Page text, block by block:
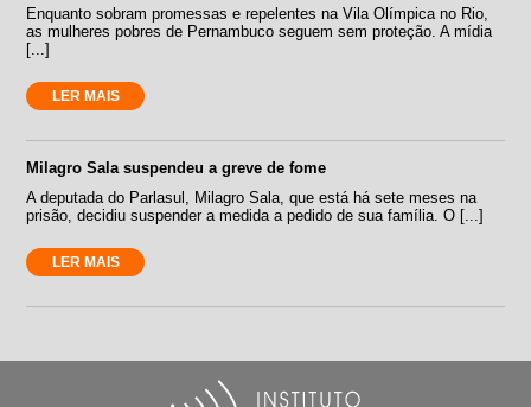
Enquanto sobram promessas e repelentes na Vila Olímpica no Rio,
as mulheres pobres de Pernambuco seguem sem proteção. A mídia
[...]
LER MAIS
Milagro Sala suspendeu a greve de fome
A deputada do Parlasul, Milagro Sala, que está há sete meses na
prisão, decidiu suspender a medida a pedido de sua família. O [...]
LER MAIS